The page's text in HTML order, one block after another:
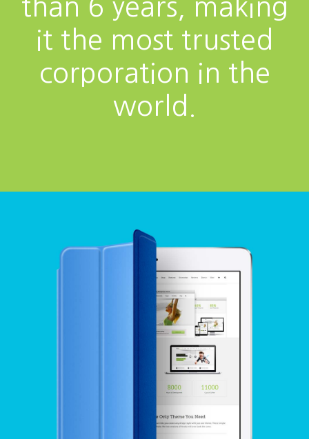
than 6 years, making
it the most trusted
corporation in the
world.